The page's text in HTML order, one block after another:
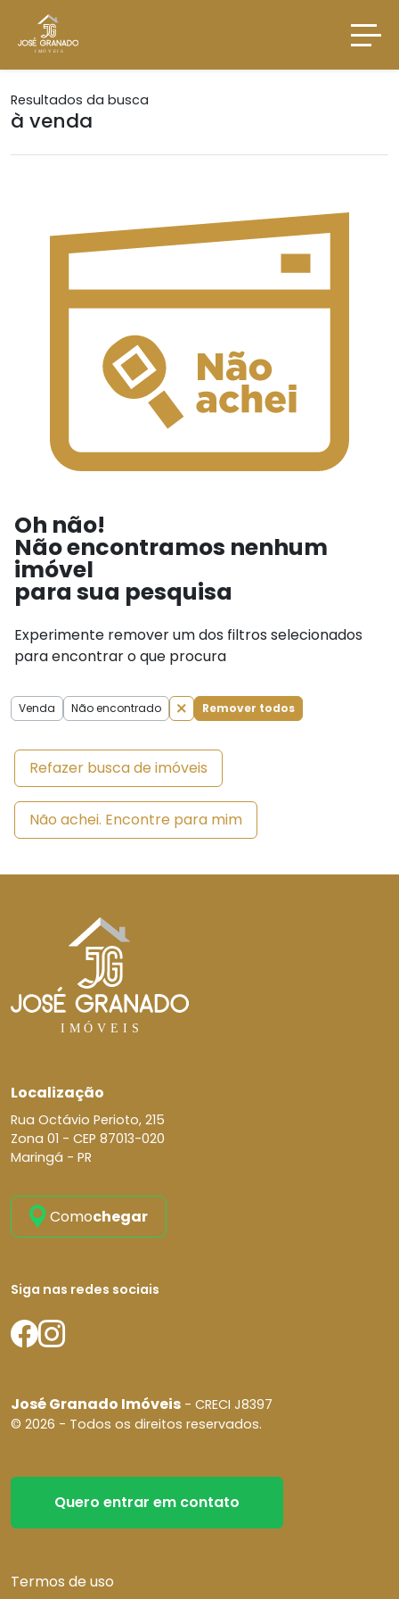
Resultados da busca
à venda
Venda Não encontrado Remover todos
Oh não!
Não encontramos nenhum
imóvel
para sua pesquisa
Experimente remover um dos filtros selecionados
para encontrar o que procura
Refazer busca de imóveis
Não achei. Encontre para mim
Localização
Rua Octávio Perioto, 215
Zona 01 - CEP 87013-020
Maringá - PR
Comochegar
Siga nas redes sociais
José Granado Imóveis - CRECI J8397
© 2026 - Todos os direitos reservados.
Quero entrar em contato
Termos de uso